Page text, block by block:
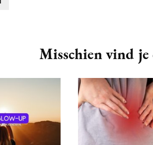
Misschien vind